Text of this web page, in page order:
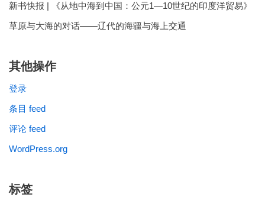
新书快报 | 《从地中海到中国：公元1—10世纪的印度洋贸易》
草原与大海的对话——辽代的海疆与海上交通
其他操作
登录
条目 feed
评论 feed
WordPress.org
标签